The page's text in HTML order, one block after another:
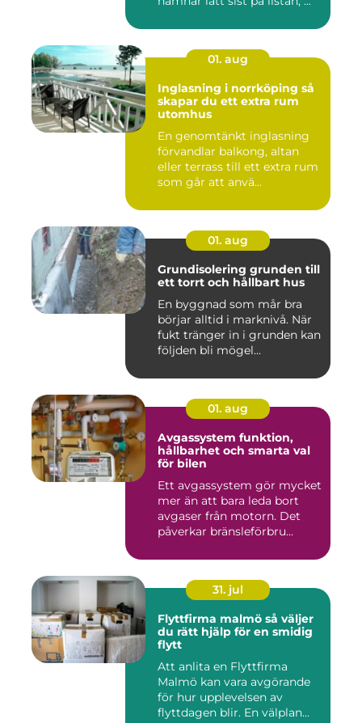
01. aug
Inglasning i norrköping så
skapar du ett extra rum
utomhus
En genomtänkt inglasning
förvandlar balkong, altan
eller terrass till ett extra rum
som går att anvä...
01. aug
Grundisolering grunden till
ett torrt och hållbart hus
En byggnad som mår bra
börjar alltid i marknivå. När
fukt tränger in i grunden kan
följden bli mögel...
01. aug
Avgassystem funktion,
hållbarhet och smarta val
för bilen
Ett avgassystem gör mycket
mer än att bara leda bort
avgaser från motorn. Det
påverkar bränsleförbru...
31. jul
Flyttfirma malmö så väljer
du rätt hjälp för en smidig
flytt
Att anlita en Flyttfirma
Malmö kan vara avgörande
för hur upplevelsen av
flyttdagen blir. En välplan...